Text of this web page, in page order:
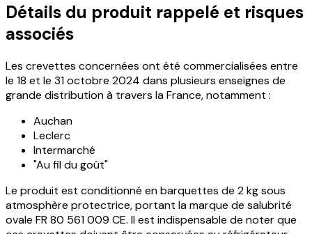
Détails du produit rappelé et risques
associés
Les crevettes concernées ont été commercialisées entre
le 18 et le 31 octobre 2024 dans plusieurs enseignes de
grande distribution à travers la France, notamment :
Auchan
Leclerc
Intermarché
"Au fil du goût"
Le produit est conditionné en barquettes de 2 kg sous
atmosphère protectrice, portant la marque de salubrité
ovale FR 80 561 009 CE. Il est indispensable de noter que